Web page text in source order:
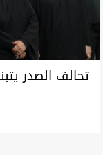
تحالف الصدر
بالانتخابات